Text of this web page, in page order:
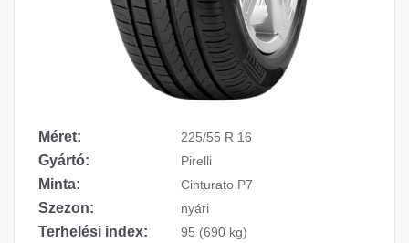
Méret: 225/55 R 16
Gyártó: Pirelli
Minta: Cinturato P7
Szezon: nyári
Terhelési index: 95 (690 kg)